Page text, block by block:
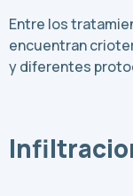
Entre los
encuentran
y diferentes